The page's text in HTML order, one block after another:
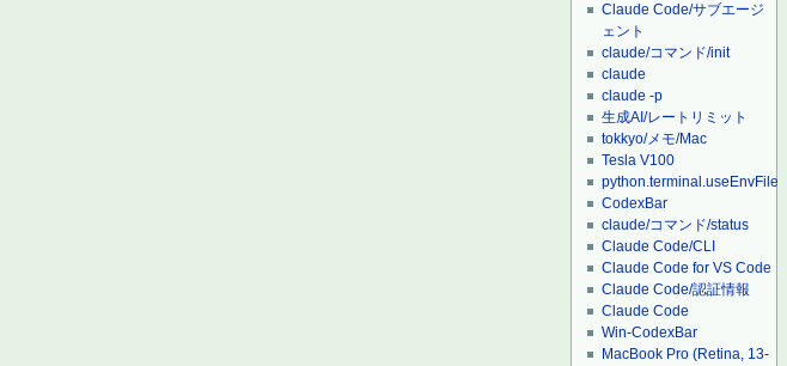
Claude Code/サブエージ
ェント
claude/コマンド/init
claude
claude -p
生成AI/レートリミット
tokkyo/メモ/Mac
Tesla V100
python.terminal.useEnvFile
CodexBar
claude/コマンド/status
Claude Code/CLI
Claude Code for VS Code
Claude Code/認証情報
Claude Code
Win-CodexBar
MacBook Pro (Retina, 13-